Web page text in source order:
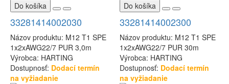
Do košíka
Do košíka
33281414002030
Názov produktu: M12 T1 SPE
1x2xAWG22/7 PUR 3,0m
Výrobca: HARTING
Dostupnosť: Dodací termín
na vyžiadanie
33281414002300
Názov produktu: M12 T1 SPE
1x2xAWG22/7 PUR 30m
Výrobca: HARTING
Dostupnosť: Dodací termín
na vyžiadanie